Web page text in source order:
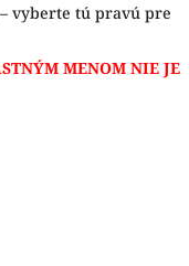
vyberte tú pravú pre
MENOM NIE JE